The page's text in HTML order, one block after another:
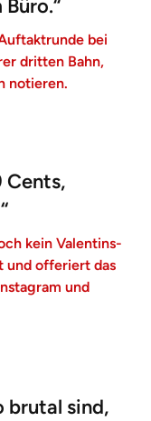
bei
dritten Bahn,
notieren.
Cents,
kein Valentins-
und offeriert das
und
brutal sind,